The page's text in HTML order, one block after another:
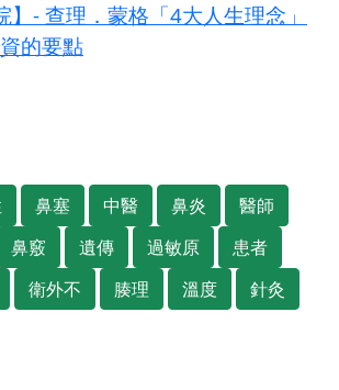
】- 查理．蒙格「4大人生理念」
的要點
鼻塞 中醫 鼻炎
醫師
鼻竅 遺傳 過敏原
患者
衛外不 腠理 溫度
針灸